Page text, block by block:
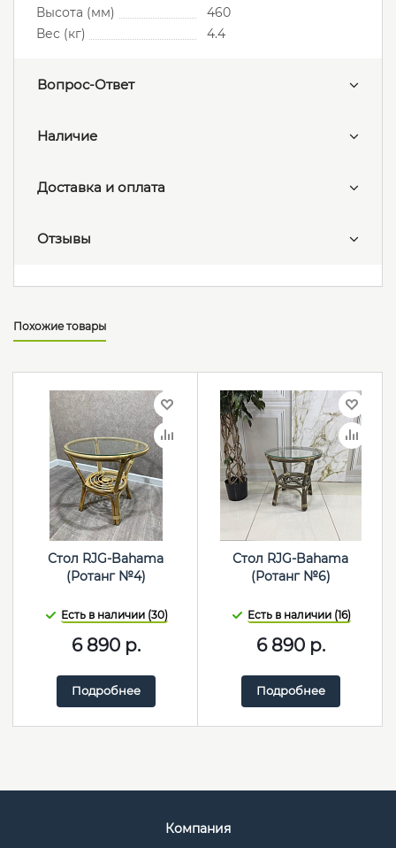
Высота (мм)
460
Вес (кг)
4.4
Вопрос-Ответ
Наличие
Доставка и оплата
Отзывы
Похожие товары
Стол RJG-Bahama
(Ротанг №4)
Есть в наличии (30)
6 890р.
Подробнее
Стол RJG-Bahama
(Ротанг №6)
Есть в наличии (16)
6 890р.
Подробнее
Компания